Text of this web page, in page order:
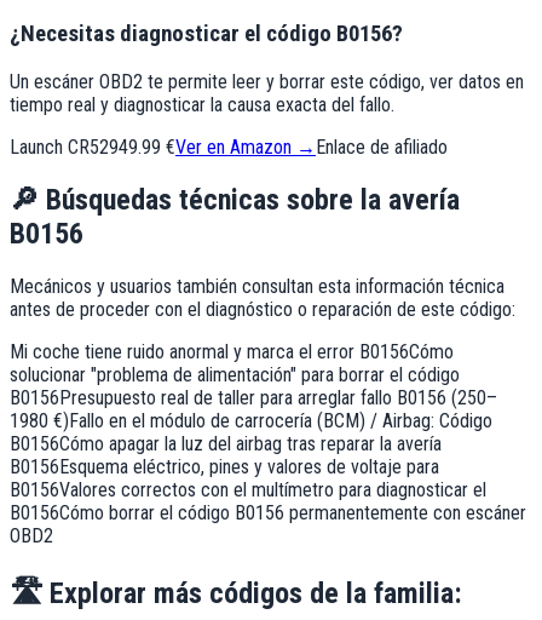
¿Necesitas diagnosticar el código B0156?
Un escáner OBD2 te permite leer y borrar este código, ver datos en
tiempo real y diagnosticar la causa exacta del fallo.
Launch CR52949.99 €Ver en Amazon → Enlace de afiliado
🔎 Búsquedas técnicas sobre la avería
B0156
Mecánicos y usuarios también consultan esta información técnica
antes de proceder con el diagnóstico o reparación de este código:
Mi coche tiene ruido anormal y marca el error B0156Cómo
solucionar "problema de alimentación" para borrar el código
B0156Presupuesto real de taller para arreglar fallo B0156 (250–
1980 €)Fallo en el módulo de carrocería (BCM) / Airbag: Código
B0156Cómo apagar la luz del airbag tras reparar la avería
B0156Esquema eléctrico, pines y valores de voltaje para
B0156Valores correctos con el multímetro para diagnosticar el
B0156Cómo borrar el código B0156 permanentemente con escáner
OBD2
🛣️ Explorar más códigos de la familia: